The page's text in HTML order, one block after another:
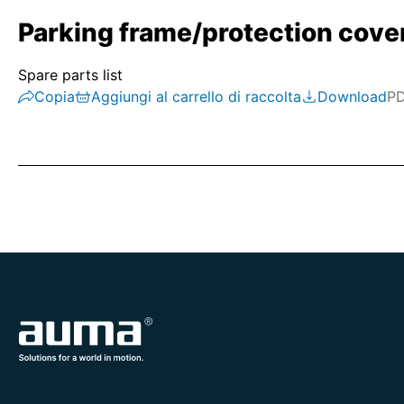
Parking frame/protection
Spare parts list
Copia
Aggiungi al carrello di raccolta Download